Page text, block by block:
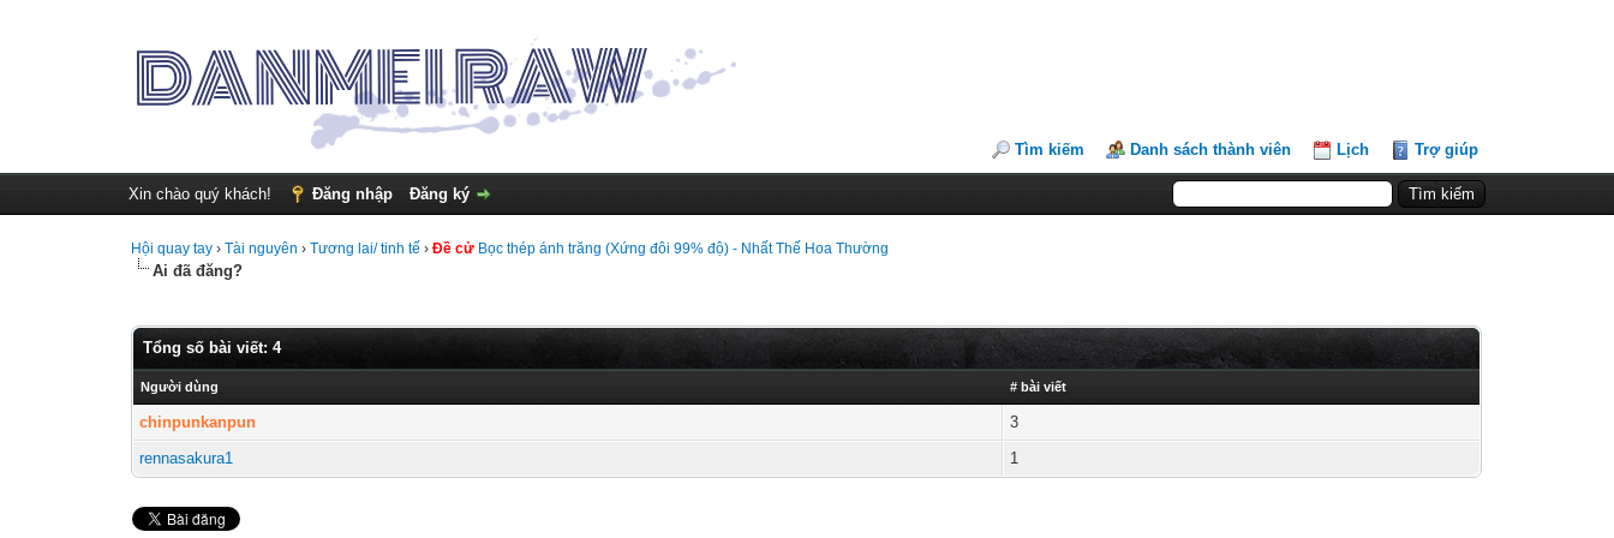
Tìm kiếm Danh sách thành viên Lịch Trợ giúp
Xin chào quý khách! Đăng nhập Đăng ký
Hội quay tay ›Tài nguyên ›Tương lai/ tinh tế ›Đề cử Bọc thép ánh trăng (Xứng đôi 99% độ) - Nhất Thế Hoa Thường
Ai đã đăng?
Tổng số bài viết: 4
Người dùng # bài viết
chinpunkanpun
3
rennasakura1
1